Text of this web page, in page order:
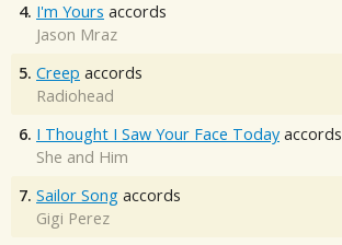
4. I'm Yours accords
Jason Mraz
5. Creep accords
Radiohead
6. I Thought I Saw Your Face Today accords
She and Him
7. Sailor Song accords
Gigi Perez